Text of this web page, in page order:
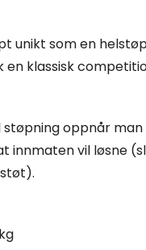
unikt som en
en klassisk
støpning oppnår
innmaten vil løsne